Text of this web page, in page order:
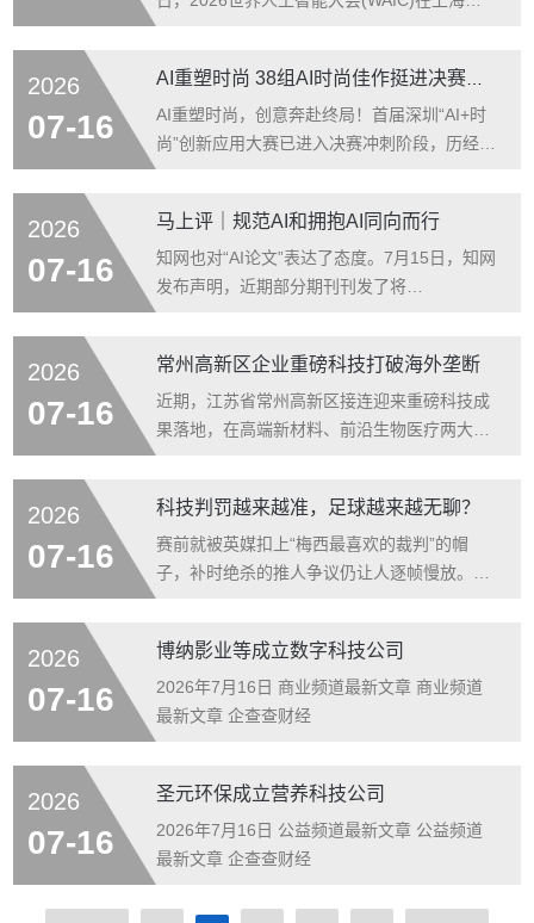
实产业场景中的持续落地实效。这一趋势，在
离用户最近、链路最复杂的消费行业体现得尤
为鲜明。 就在WAIC开幕前夕，以“AI重塑消费
环节，“消
2026
07-16
AI重塑时尚，创意奔赴终局！首届深圳“AI+时
尚”创新应用大赛已进入决赛冲刺阶段，历经
赛。来自全球十余个国家与地区的设计师、科
技团队、高校创作者蓄势打磨作品，将于7月
17日齐聚深圳福田，同台演绎数字美学与产业
日，央视《新闻
2026
07-16
马上评｜规范AI和拥抱AI同向而行
知网也对“AI论文”表达了态度。7月15日，知网
发布声明，近期部分期刊刊发了将
关合规争议。对此类“AI署名论文”，知网已做
下架处理。 消息一出，迅速引发关注。或许在
不少学者看来，用AI写作还颇为“时髦”：打破
能力。然而，知网却
2026
07-16
常州高新区企业重磅科技打破海外垄断
近期，江苏省常州高新区接连迎来重磅科技成
果落地，在高端新材料、前沿生物医疗两大核
心材料实现规模化量产，到国产医疗智能装备
扬帆出海，高新智造持续以自主创新破壁攻
坚，频频斩获国际领先成果。 打破国外垄断
维制备关键技术及产业化”项目正式
2026
07-16
科技判罚越来越准，足球越来越无聊？
赛前就被英媒扣上“梅西最喜欢的裁判”的帽
子，补时绝杀的推人争议仍让人逐帧慢放。主
“球”吵得不可开交时，一场改写世界杯判罚底
层逻辑的技术革命，早已悄无声息地全面落
地。 本届世界杯全面启用增强版半自动越位技
年前的卡塔尔版本，完成了最关键
2026
07-16
博纳影业等成立数字科技公司
2026年7月16日 商业频道最新文章 商业频道
最新文章 企查查财经
2026
07-16
圣元环保成立营养科技公司
2026年7月16日 公益频道最新文章 公益频道
最新文章 企查查财经